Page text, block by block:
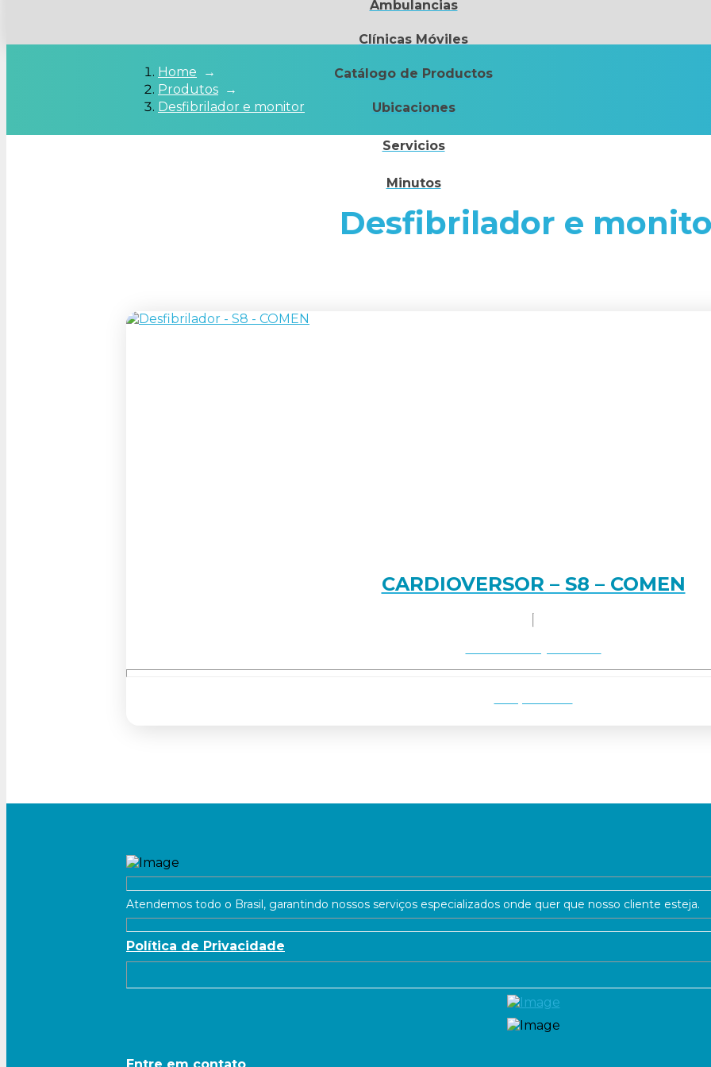
Ambulancias
Clínicas Móviles
Catálogo de Productos
Ubicaciones
Servicios
Minutos
Home
→
Produtos →
Desfibrilador e monitor
Desfibrilador e
CARDIOVERSOR – S8 – COMEN
Atendemos todo o Brasil, garantindo nossos serviços especializados onde quer que nosso cliente esteja.
Política de Privacidade